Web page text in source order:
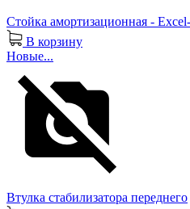
Стойка амортизационная -
В корзину
Новые...
Втулка стабилизатора переднего